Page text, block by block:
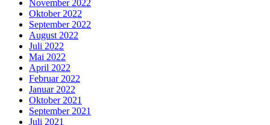
November 2022
Oktober 2022
September 2022
August 2022
Juli 2022
Mai 2022
April 2022
Februar 2022
Januar 2022
Oktober 2021
September 2021
Juli 2021